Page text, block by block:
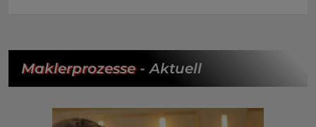
Maklerprozesse- Aktuell